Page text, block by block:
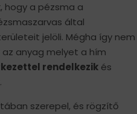
hogy a pézsma a
által
jelöli. Mégha így nem
az anyag melyet a hím
rendelkezik és
szerepel, és rögzítő